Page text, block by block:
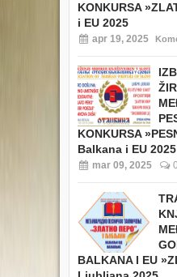
KONKURSA
i EU 2025
apr 19, 2025
KONKURSA
Balkana i EU 2025
mar 09, 2025 0
BALKANA I EU